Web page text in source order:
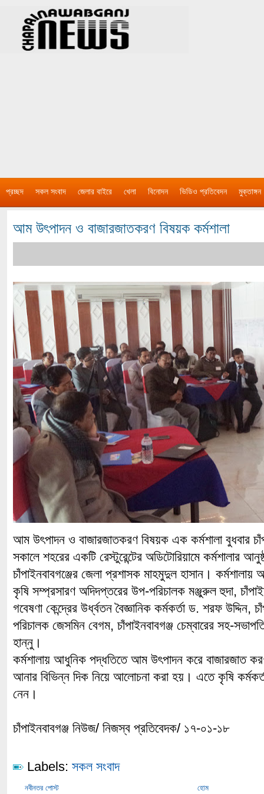
প্রচ্ছদ সকল সংবাদ জেলার বাইরে খেলা বিনোদন ভিডিও প্রতিবেদন মুক্তাঙ্গন
আম উৎপাদন ও বাজারজাতকরণ বিষয়ক কর্মশালা
আম উৎপাদন ও বাজারজাতকরণ বিষয়ক এক কর্মশালা বুধবার
সকালে শহরের একটি রেস্টুরেন্টের অডিটোরিয়ামে কর্মশালার
চাঁপাইনবাবগঞ্জের জেলা প্রশাসক মাহমুদুল হাসান।
কৃষি সম্প্রসারণ অদিদপ্তরের উপ-পরিচালক মঞ্জুরুল হুদা,
গবেষণা কেন্দ্রের উর্ধ্বতন বৈজ্ঞানিক কর্মকর্তা ড. শরফ উদ্দিন,
পরিচালক জেসমিন বেগম, চাঁপাইনবাবগঞ্জ চেম্বারের সহ-
হান্নু।
কর্মশালায় আধুনিক পদ্ধতিতে আম উৎপাদন করে বাজারজাত
আনার বিভিন্ন দিক নিয়ে আলোচনা করা হয়। এতে কৃষি
নেন।
চাঁপাইনবাবগঞ্জ নিউজ/ নিজস্ব প্রতিবেদক/ ১৭-০১-১৮
Labels: সকল সংবাদ
নবীনতর পোস্ট হোম